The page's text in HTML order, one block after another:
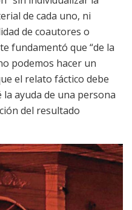
de cada uno, ni
de coautores o
fundamentó que “de la
podemos hacer un
el relato fáctico debe
ayuda de una persona
del resultado